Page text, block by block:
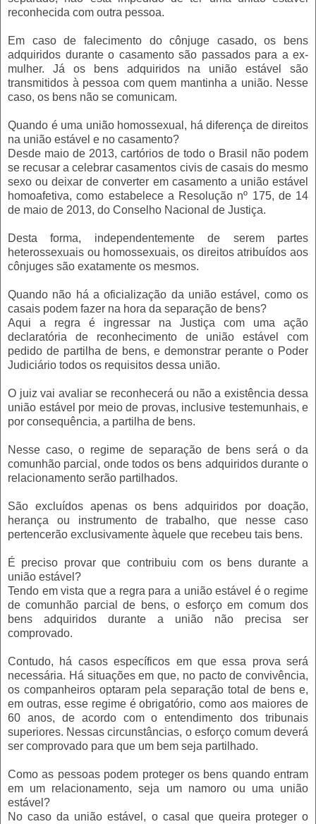
reconhecida com outra pessoa.
Em caso de falecimento do cônjuge casado, os bens
adquiridos durante o casamento são passados para a ex-
mulher. Já os bens adquiridos na união estável são
transmitidos à pessoa com quem mantinha a união. Nesse
caso, os bens não se comunicam.
Quando é uma união homossexual, há diferença de direitos
na união estável e no casamento?
Desde maio de 2013, cartórios de todo o Brasil não podem
se recusar a celebrar casamentos civis de casais do mesmo
sexo ou deixar de converter em casamento a união estável
homoafetiva, como estabelece a Resolução nº 175, de 14
de maio de 2013, do Conselho Nacional de Justiça.
Desta forma, independentemente de serem partes
heterossexuais ou homossexuais, os direitos atribuídos aos
cônjuges são exatamente os mesmos.
Quando não há a oficialização da união estável, como os
casais podem fazer na hora da separação de bens?
Aqui a regra é ingressar na Justiça com uma ação
declaratória de reconhecimento de união estável com
pedido de partilha de bens, e demonstrar perante o Poder
Judiciário todos os requisitos dessa união.
O juiz vai avaliar se reconhecerá ou não a existência dessa
união estável por meio de provas, inclusive testemunhais, e
por consequência, a partilha de bens.
Nesse caso, o regime de separação de bens será o da
comunhão parcial, onde todos os bens adquiridos durante o
relacionamento serão partilhados.
São excluídos apenas os bens adquiridos por doação,
herança ou instrumento de trabalho, que nesse caso
pertencerão exclusivamente àquele que recebeu tais bens.
É preciso provar que contribuiu com os bens durante a
união estável?
Tendo em vista que a regra para a união estável é o regime
de comunhão parcial de bens, o esforço em comum dos
bens adquiridos durante a união não precisa ser
comprovado.
Contudo, há casos específicos em que essa prova será
necessária. Há situações em que, no pacto de convivência,
os companheiros optaram pela separação total de bens e,
em outras, esse regime é obrigatório, como aos maiores de
60 anos, de acordo com o entendimento dos tribunais
superiores. Nessas circunstâncias, o esforço comum deverá
ser comprovado para que um bem seja partilhado.
Como as pessoas podem proteger os bens quando entram
em um relacionamento, seja um namoro ou uma união
estável?
No caso da união estável, o casal que queira proteger o